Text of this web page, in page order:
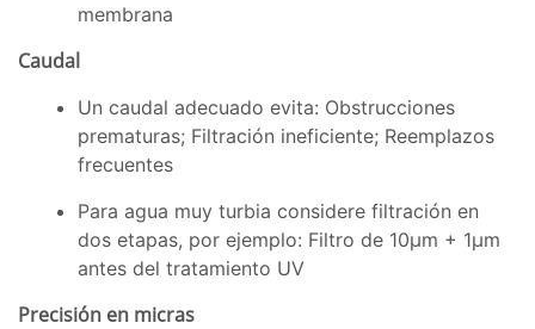
membrana
Caudal
Un caudal adecuado evita: Obstrucciones
prematuras; Filtración ineficiente; Reemplazos
frecuentes
Para agua muy turbia considere filtración en
dos etapas, por ejemplo: Filtro de 10µm + 1µm
antes del tratamiento UV
Precisión en micras